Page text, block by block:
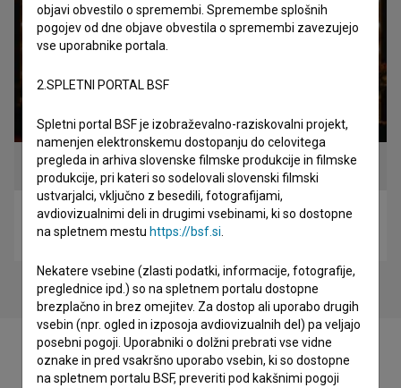
Korporacija (2019)
kriminalni
objavi obvestilo o spremembi. Spremembe splošnih
pogojev od dne objave obvestila o spremembi zavezujejo
vse uporabnike portala.
2.SPLETNI PORTAL BSF
Spletni portal BSF je izobraževalno-raziskovalni projekt,
namenjen elektronskemu dostopanju do celovitega
pregleda in arhiva slovenske filmske produkcije in filmske
produkcije, pri kateri so sodelovali slovenski filmski
ustvarjalci, vključno z besedili, fotografijami,
avdiovizualnimi deli in drugimi vsebinami, ki so dostopne
na spletnem mestu https://bsf.si
Nekatere vsebine (zlasti podatki, informacije, fotografije,
preglednice ipd.) so na spletnem portalu dostopne
brezplačno in brez omejitev. Za dostop ali uporabo drugih
vsebin (npr. ogled in izposoja avdiovizualnih del) pa veljajo
posebni pogoji. Uporabniki o dolžni prebrati vse vidne
oznake in pred vsakršno uporabo vsebin, ki so dostopne
na spletnem portalu BSF, preveriti pod kakšnimi pogoji